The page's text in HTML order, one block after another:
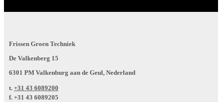
Frissen Groen Techniek
De Valkenberg 15
6301 PM Valkenburg aan de Geul, Nederland
t. +31 43 6089200
f. +31 43 6089205